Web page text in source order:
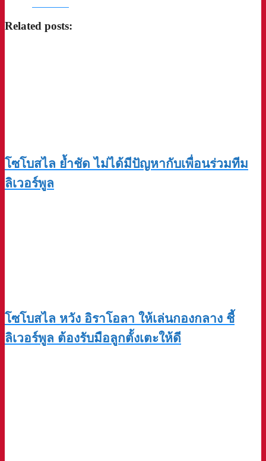
Related posts:
โซโบสไล ย้ำชัด ไม่ได้มีปัญหากับเพื่อนร่วมทีม
ลิเวอร์พูล
โซโบสไล หวัง อิราโอลา ให้เล่นกองกลาง ชี้
ลิเวอร์พูล ต้องรับมือลูกตั้งเตะให้ดี